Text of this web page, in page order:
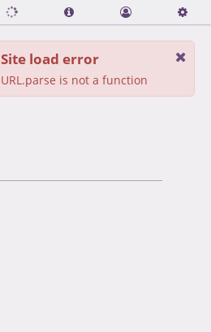
Site load error
URL.parse is not a function